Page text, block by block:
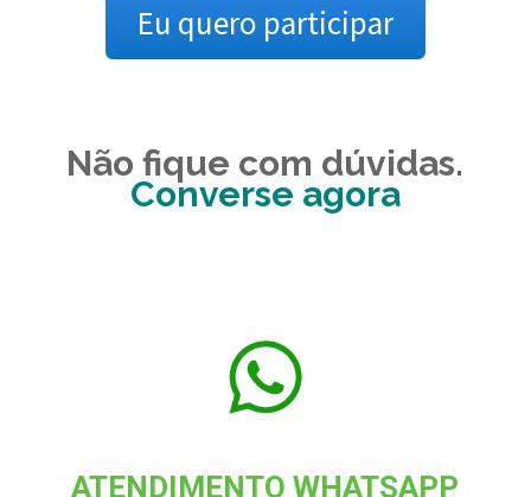
Eu quero participar
Não fique com dúvidas.
Converse agora
ATENDIMENTO WHATSAPP